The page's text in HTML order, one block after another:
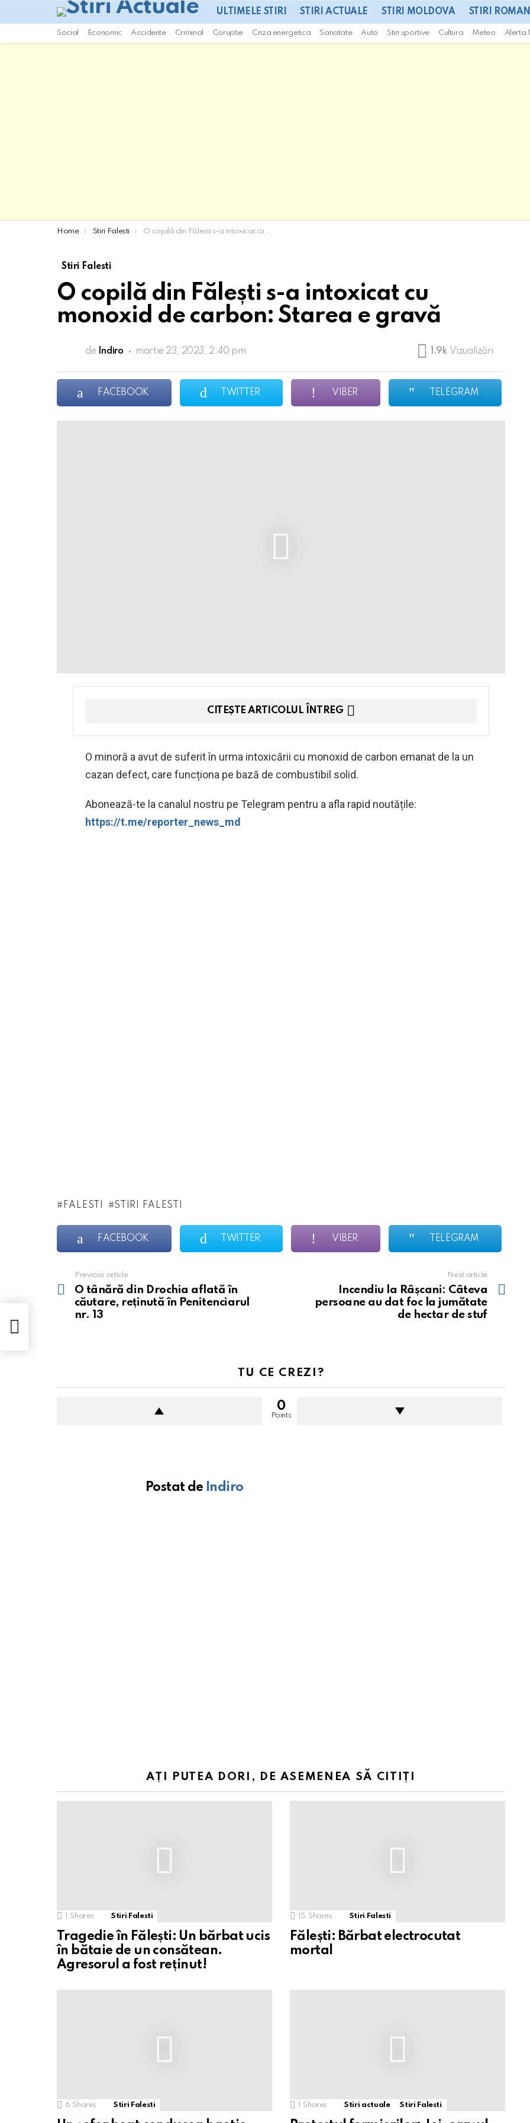
ULTIMELE STIRI STIRI ACTUALE STIRI MOLDOVA STIRI
Social Economic Accidente Criminal Coruptie Criza energetica Sanatate Auto Stiri sportive Cultura Meteo Alerta
You are here:
Home Stiri Falesti O copilă din Fălești s-a intoxicat cu monoxid de carbon: Starea e gravă
Stiri Falesti
O copilă din Fălești s-a intoxicat cu
monoxid de carbon: Starea e gravă
de Indiro martie 23, 2023, 2:40 pm 1.9k Vizualizări
FACEBOOK TWITTER VIBER TELEGRAM
CITEȘTE ARTICOLUL ÎNTREG
O minoră a avut de suferit în urma intoxicării cu monoxid de carbon emanat de la un
cazan defect, care funcționa pe bază de combustibil solid.
Abonează-te la canalul nostru pe Telegram pentru a afla rapid noutățile:
https://t.me/reporter_news_md
FALESTI STIRI FALESTI
FACEBOOK TWITTER VIBER TELEGRAM
more
Previous article
O tânără din Drochia aflată în
căutare, reținută în Penitenciarul
nr. 13
Next article
Incendiu la Râșcani: Câteva
persoane au dat foc la jumătate
de hectar de stuf
TU CE CREZI?
0
Points
Postat de Indiro
AȚI PUTEA DORI, DE ASEMENEA SĂ CITIȚI
1 Shares Stiri Falesti
Tragedie în Fălești: Un bărbat ucis
în bătaie de un consătean.
Agresorul a fost reținut!
15 Shares Stiri Falesti
Fălești: Bărbat electrocutat
mortal
6 Shares Stiri Falesti 1 Shares Stiri actuale Stiri Falesti